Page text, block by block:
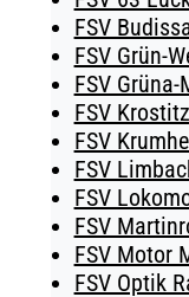
FSV
FSV Grün-
FSV
FSV Krostitz
FSV
FSV
FSV
FSV
FSV Motor
FSV Optik